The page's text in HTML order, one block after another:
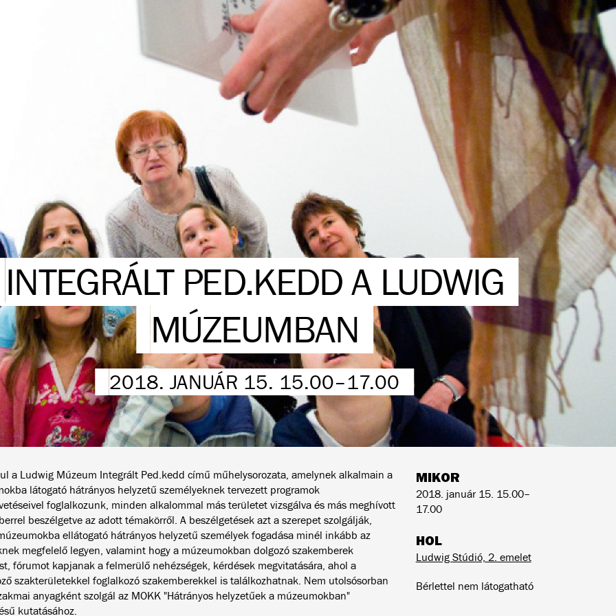
INTEGRÁLT PED.KEDD A LUDWIG
MÚZEUMBAN
2018. JANUÁR 15. 15.00–17.00
MIKOR
2018. január 15. 15.00–
17.00
HOL
Ludwig Stúdió, 2. emelet
Bérlettel nem látogatható
a Ludwig Múzeum Integrált Ped.kedd című műhelysorozata, amelynek alkalmain a
látogató hátrányos helyzetű személyeknek tervezett programok
foglalkozunk, minden alkalommal más területet vizsgálva és más meghívott
beszélgetve az adott témakörről. A beszélgetések azt a szerepet szolgálják,
ellátogató hátrányos helyzetű személyek fogadása minél inkább az
megfelelő legyen, valamint hogy a múzeumokban dolgozó szakemberek
fórumot kapjanak a felmerülő nehézségek, kérdések megvitatására, ahol a
szakterületekkel foglalkozó szakemberekkel is találkozhatnak. Nem utolsósorban
anyagként szolgál az MOKK "Hátrányos helyzetűek a múzeumokban"
kutatásához.